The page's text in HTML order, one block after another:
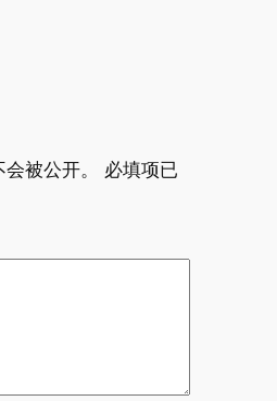
被公开。
必填项已